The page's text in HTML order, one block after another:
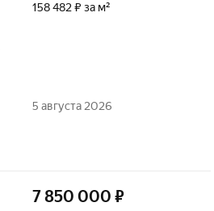
158 482 ₽ за м²
5 августа 2026
7 850 000 ₽